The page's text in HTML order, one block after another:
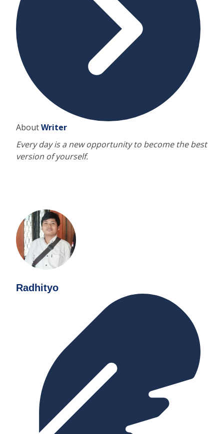
AboutWriter
Every day is a new opportunity to become the best
version of yourself.
Radhityo